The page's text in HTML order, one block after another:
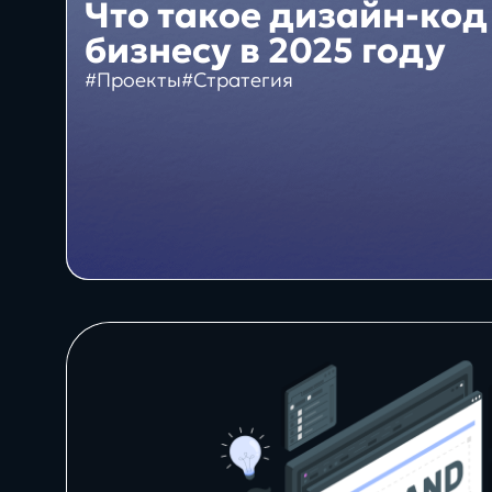
Интеграция 1С и Битрикс24
лет создаём цифровые
решения
Проекты
Что такое дизайн-
бизнесу в 2025 году
#Проекты#Стратегия